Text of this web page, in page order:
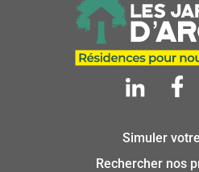
Simuler
Rechercher nos